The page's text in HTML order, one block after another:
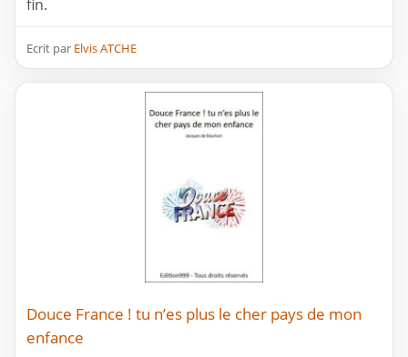
fin.
Ecrit par Elvis ATCHE
Douce France ! tu n’es plus le cher pays de mon
enfance